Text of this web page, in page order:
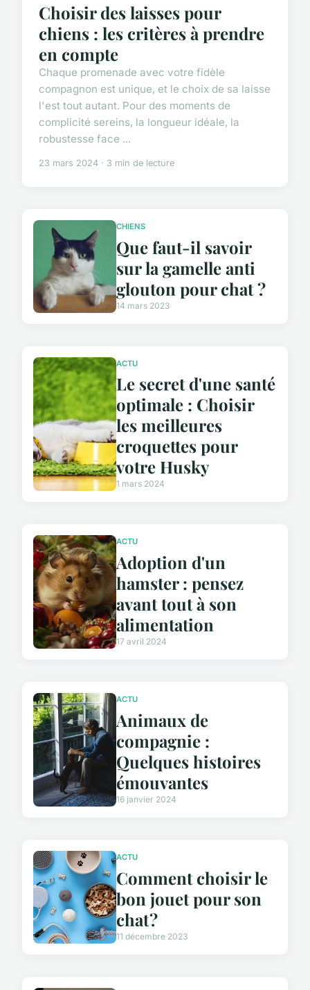
Choisir des laisses pour
chiens : les critères à prendre
en compte
Chaque promenade avec votre fidèle
compagnon est unique, et le choix de sa laisse
l'est tout autant. Pour des moments de
complicité sereins, la longueur idéale, la
robustesse face ...
23 mars 2024 · 3 min de lecture
CHIENS
Que faut-il savoir
sur la gamelle anti
glouton pour chat ?
14 mars 2023
ACTU
Le secret d'une santé
optimale : Choisir
les meilleures
croquettes pour
votre Husky
1 mars 2024
ACTU
Adoption d'un
hamster : pensez
avant tout à son
alimentation
17 avril 2024
ACTU
Animaux de
compagnie :
Quelques histoires
émouvantes
16 janvier 2024
ACTU
Comment choisir le
bon jouet pour son
chat ?
11 décembre 2023